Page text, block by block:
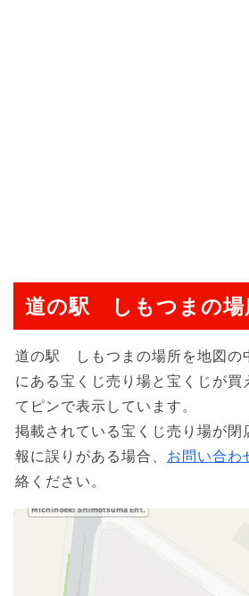
道の駅 しもつまの場
道の駅 しもつまの場所を地図の
にある宝くじ売り場と宝くじが買
てピンで表示しています。
掲載されている宝くじ売り場が閉
報に誤りがある場合、 お問い合わ
絡ください。